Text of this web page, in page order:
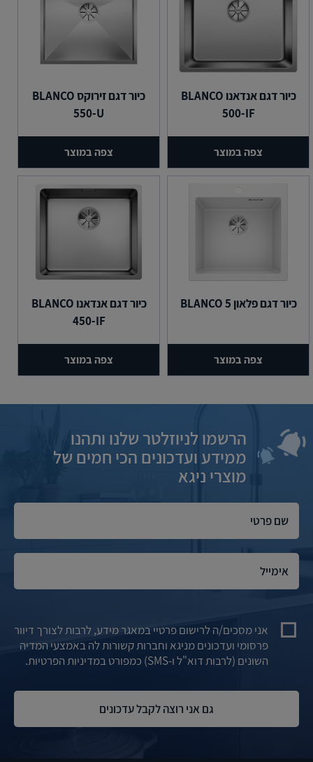
כיור דגם אנדאנו BLANCO
500-IF
צפה במוצר
כיור דגם זירוקס BLANCO
550-U
צפה במוצר
כיור דגם פלאון BLANCO 5
צפה במוצר
כיור דגם אנדאנו BLANCO
450-IF
צפה במוצר
הרשמו לניוזלטר שלנו ותהנו
ממידע ועדכונים הכי חמים של
מוצרי ניגא
אני מסכים/ה לרישום פרטיי במאגר מידע, לרבות לצורך דיוור
פרסומי ועדכונים מניגא וחברות קשורות לה באמצעי המדיה
השונים (לרבות דוא"ל ו-SMS) כמפורט במדיניות הפרטיות.